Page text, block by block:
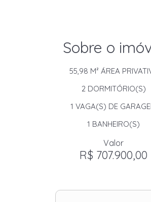
Sobre o
55,98 M² ÁREA
2DORMITÓRIO(S)
1 VAGA(S) DE
1 BANHEIRO(S)
Valor
R$ 707.900,00